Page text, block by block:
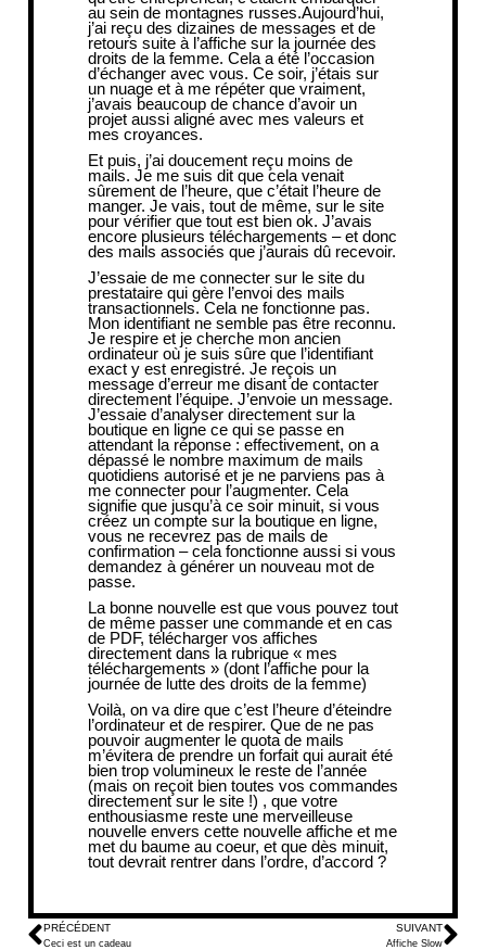
au sein de montagnes russes.Aujourd’hui,
j’ai reçu des dizaines de messages et de
retours suite à l’affiche sur la journée des
droits de la femme. Cela a été l’occasion
d’échanger avec vous. Ce soir, j’étais sur
un nuage et à me répéter que vraiment,
j’avais beaucoup de chance d’avoir un
projet aussi aligné avec mes valeurs et
mes croyances.
Et puis, j’ai doucement reçu moins de
mails. Je me suis dit que cela venait
sûrement de l’heure, que c’était l’heure de
manger. Je vais, tout de même, sur le site
pour vérifier que tout est bien ok. J’avais
encore plusieurs téléchargements – et donc
des mails associés que j’aurais dû recevoir.
J’essaie de me connecter sur le site du
prestataire qui gère l’envoi des mails
transactionnels. Cela ne fonctionne pas.
Mon identifiant ne semble pas être reconnu.
Je respire et je cherche mon ancien
ordinateur où je suis sûre que l’identifiant
exact y est enregistré. Je reçois un
message d’erreur me disant de contacter
directement l’équipe. J’envoie un message.
J’essaie d’analyser directement sur la
boutique en ligne ce qui se passe en
attendant la réponse : effectivement, on a
dépassé le nombre maximum de mails
quotidiens autorisé et je ne parviens pas à
me connecter pour l’augmenter. Cela
signifie que jusqu’à ce soir minuit, si vous
créez un compte sur la boutique en ligne,
vous ne recevrez pas de mails de
confirmation – cela fonctionne aussi si vous
demandez à générer un nouveau mot de
passe.
La bonne nouvelle est que vous pouvez tout
de même passer une commande et en cas
de PDF, télécharger vos affiches
directement dans la rubrique « mes
téléchargements » (dont l’affiche pour la
journée de lutte des droits de la femme)
Voilà, on va dire que c’est l’heure d’éteindre
l’ordinateur et de respirer. Que de ne pas
pouvoir augmenter le quota de mails
m’évitera de prendre un forfait qui aurait été
bien trop volumineux le reste de l’année
(mais on reçoit bien toutes vos commandes
directement sur le site !) , que votre
enthousiasme reste une merveilleuse
nouvelle envers cette nouvelle affiche et me
met du baume au coeur, et que dès minuit,
tout devrait rentrer dans l’ordre, d’accord ?
PRÉCÉDENT
Ceci est un cadeau
SUIVANT
Affiche Slow